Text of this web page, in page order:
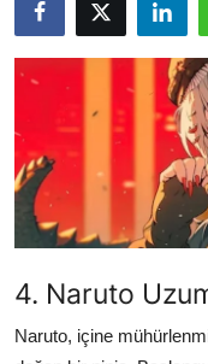
Anime
Testler
Listeler
Öneriler
4. Naruto
Naruto, içine